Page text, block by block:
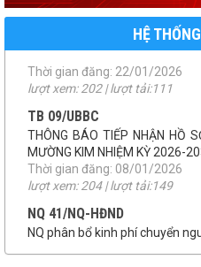
HỆ
lượt xem: 217 | lượt tải:79
2025
Thời gian đăng: 01/12/2025
1958/UBND-KT
Niêm yết công khai báo cáo
Thời gian đăng: 07/04/2026
lượt xem: 160 | lượt tải:153
số 46/QĐ-UBND
QUYẾT ĐỊNH THU HỒI ĐẤT
Thời gian đăng: 22/01/2026